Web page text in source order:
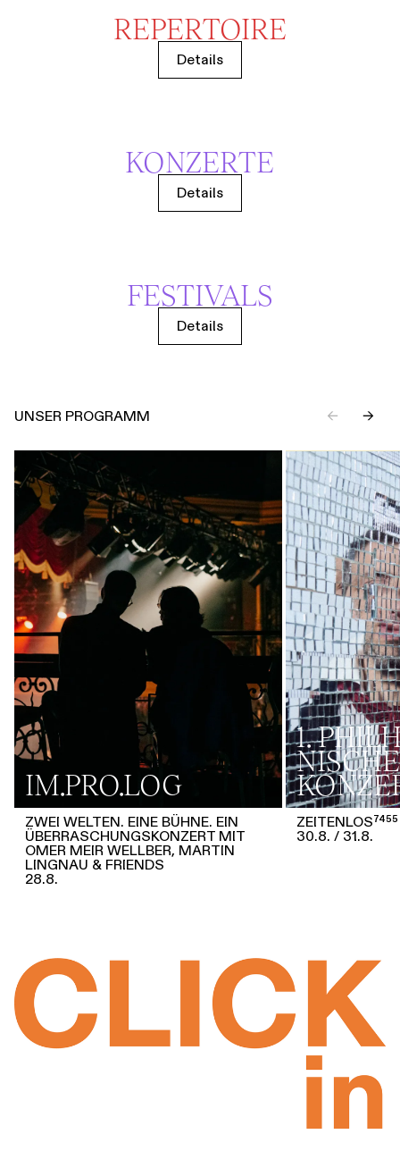
REPERTOIRE
Details
KONZERTE
Details
FESTIVALS
Details
UNSER PROGRAMM ← →
IM.PRO.LOG
ZWEI WELTEN. EINE BÜHNE. EIN
ÜBERRASCHUNGSKONZERT MIT
OMER MEIR WELLBER, MARTIN
LINGNAU & FRIENDS
28.8.
1.
ZEITENLOS⁷⁴⁵⁵
30.8.
31.8.